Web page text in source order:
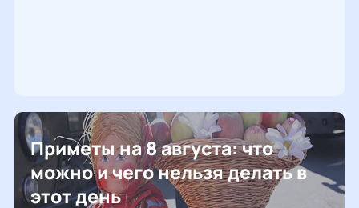
Приметы на 8 августа: что
можно и чего нельзя делать в
этот день